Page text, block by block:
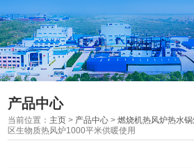
产品中心
当前位置： 主页 > 产品中心 >燃烧机热风炉热水
区生物质热风炉1000平米供暖使用